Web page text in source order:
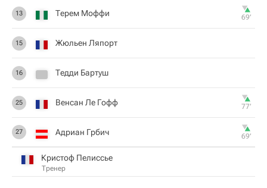
13 Терем Моффи 69‎’‎
15 Жюльен Ляпорт
16 Тедди Бартуш
25 Венсан Ле Гофф 77‎’‎
27 Адриан Грбич 69‎’‎
Кристоф Пелиссье
Тренер